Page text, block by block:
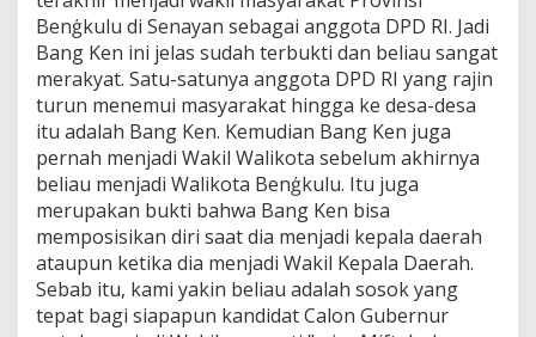
Benģkulu di Senayan sebagai anggota DPD RI. Jadi
Bang Ken ini jelas sudah terbukti dan beliau sangat
merakyat. Satu-satunya anggota DPD RI yang rajin
turun menemui masyarakat hingga ke desa-desa
itu adalah Bang Ken. Kemudian Bang Ken juga
pernah menjadi Wakil Walikota sebelum akhirnya
beliau menjadi Walikota Benģkulu. Itu juga
merupakan bukti bahwa Bang Ken bisa
memposisikan diri saat dia menjadi kepala daerah
ataupun ketika dia menjadi Wakil Kepala Daerah.
Sebab itu, kami yakin beliau adalah sosok yang
tepat bagi siapapun kandidat Calon Gubernur